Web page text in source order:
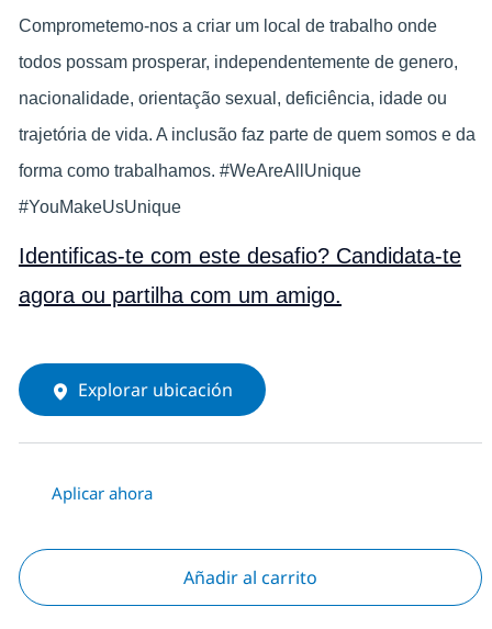
Comprometemo-nos a criar um local de trabalho onde
todos possam prosperar, independentemente de genero,
nacionalidade, orientação sexual, deficiência, idade ou
trajetória de vida. A inclusão faz parte de quem somos e da
forma como trabalhamos. #WeAreAllUnique
#YouMakeUsUnique
Identificas-te com este desafio? Candidata-te
agora ou partilha com um amigo.
Explorar ubicación
Aplicar ahora
Añadir al carrito